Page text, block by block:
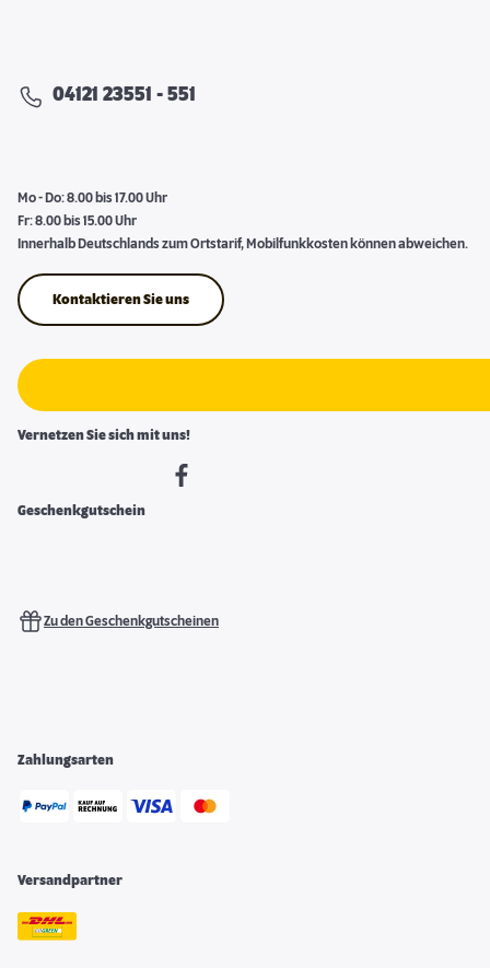
04121 23551 - 551
Mo - Do: 8.00 bis 17.00 Uhr
Fr: 8.00 bis 15.00 Uhr
Innerhalb Deutschlands zum Ortstarif, Mobilfunkkosten können abweichen.
Kontaktieren Sie uns
Vernetzen Sie sich mit uns!
Geschenkgutschein
Zu den Geschenkgutscheinen
Zahlungsarten
Versandpartner